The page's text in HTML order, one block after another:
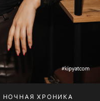
НОЧНАЯ ХРОНИКА